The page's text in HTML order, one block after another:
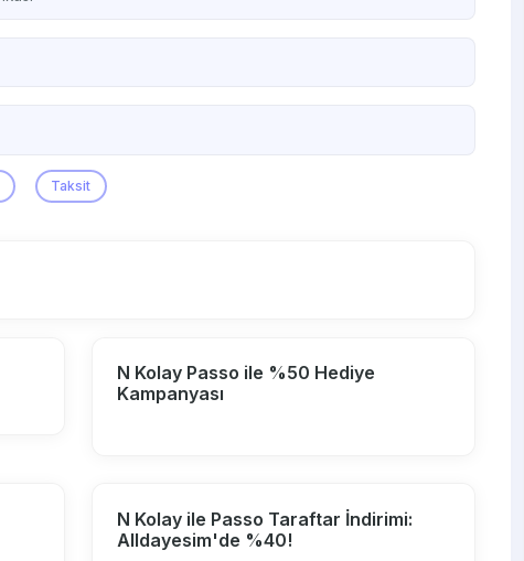
Taksit
N Kolay Passo ile %50 Hediye
Kampanyası
N Kolay ile Passo Taraftar İndirimi:
Alldayesim'de %40!